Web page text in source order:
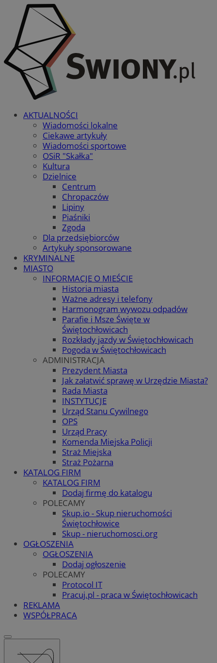
AKTUALNOŚCI
Wiadomości lokalne
Ciekawe artykuły
Wiadomości sportowe
OSiR "Skałka"
Kultura
Dzielnice
Centrum
Chropaczów
Lipiny
Piaśniki
Zgoda
Dla przedsiębiorców
Artykuły sponsorowane
KRYMINALNE
MIASTO
INFORMACJE O MIEŚCIE
Historia miasta
Ważne adresy i telefony
Harmonogram wywozu odpadów
Parafie i Msze Święte w
Świętochłowicach
Rozkłady jazdy w Świętochłowicach
Pogoda w Świętochłowicach
ADMINISTRACJA
Prezydent Miasta
Jak załatwić sprawę w Urzędzie Miasta?
Rada Miasta
INSTYTUCJE
Urząd Stanu Cywilnego
OPS
Urząd Pracy
Komenda Miejska Policji
Straż Miejska
Straż Pożarna
KATALOG FIRM
KATALOG FIRM
Dodaj firmę do katalogu
POLECAMY
Skup.io - Skup nieruchomości
Świętochłowice
Skup - nieruchomosci.org
OGŁOSZENIA
OGŁOSZENIA
Dodaj ogłoszenie
POLECAMY
Protocol IT
Pracuj.pl - praca w Świętochłowicach
REKLAMA
WSPÓŁPRACA